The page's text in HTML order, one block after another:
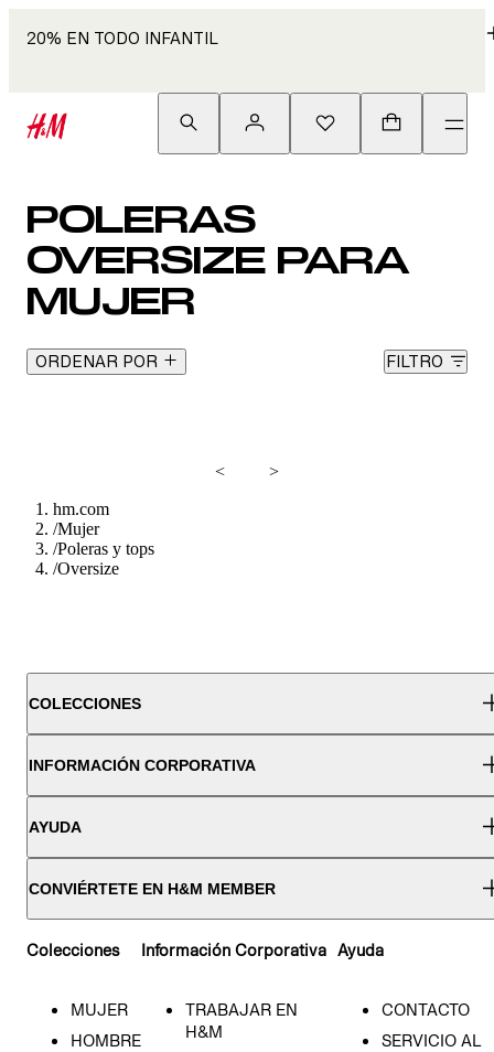
20% EN TODO INFANTIL
POLERAS
OVERSIZE PARA
MUJER
ORDENAR POR FILTRO
<
>
hm.com
/Mujer
/Poleras y tops
/Oversize
COLECCIONES
INFORMACIÓN CORPORATIVA
AYUDA
CONVIÉRTETE EN H&M MEMBER
Colecciones
MUJER
HOMBRE
Información Corporativa
TRABAJAR EN
H&M
Ayuda
CONTACTO
SERVICIO AL